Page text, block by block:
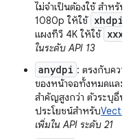
ไม่จำเป็นต้องใช้ สำหรับ
1080p ให้ใช้ xhdpi
แผงทีวี 4K ให้ใช้
ในระดับ API 13
anydpi : ตรงกับควา
ของหน้าจอทั้งหมดและมี
สำคัญสูงกว่า ตัวระบุอื่น
ประโยชน์สำหรับVector
เพิ่มใน API ระดับ 21